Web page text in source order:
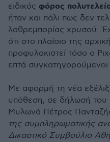
ειδικός φόρος
ήταν και πάλι πως δεν
λαθρεμπορίας χρυσού.
ότι στο πλαίσιο της
προφυλακιστεί τόσο ο
επτά συγκατηγορούμενοι
Με αφορμή τη νέα
υπόθεση, σε δήλωσή του
Μυλωνά Πέτρος
της συμπληρωματικής
Δικαστικό Συμβούλιο